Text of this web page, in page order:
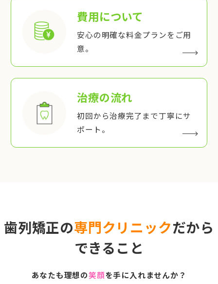
費用について
安心の明確な料金プランをご用
意。
治療の流れ
初回から治療完了まで丁寧にサ
ポート。
歯列矯正の専門クリニックだから
できること
あなたも理想の笑顔を手に入れませんか？